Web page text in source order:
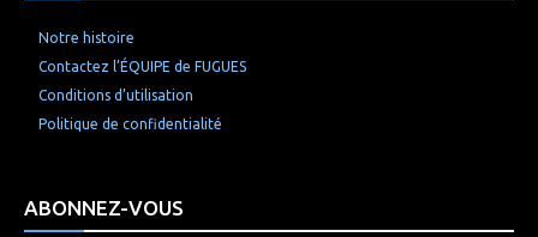
Notre histoire
Contactez l’ÉQUIPE de FUGUES
Conditions d’utilisation
Politique de confidentialité
ABONNEZ-VOUS